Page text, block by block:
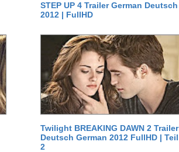
STEP UP 4 Trailer German Deutsch
2012 | FullHD
Twilight BREAKING DAWN 2 Trailer
Deutsch German 2012 FullHD | Teil
2